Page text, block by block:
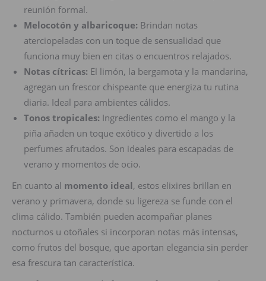
reunión formal.
Melocotón y albaricoque: Brindan notas
aterciopeladas con un toque de sensualidad que
funciona muy bien en citas o encuentros relajados.
Notas cítricas: El limón, la bergamota y la mandarina,
agregan un frescor chispeante que energiza tu rutina
diaria. Ideal para ambientes cálidos.
Tonos tropicales: Ingredientes como el mango y la
piña añaden un toque exótico y divertido a los
perfumes afrutados. Son ideales para escapadas de
verano y momentos de ocio.
En cuanto al momento ideal, estos elixires brillan en
verano y primavera, donde su ligereza se funde con el
clima cálido. También pueden acompañar planes
nocturnos u otoñales si incorporan notas más intensas,
como frutos del bosque, que aportan elegancia sin perder
esa frescura tan característica.